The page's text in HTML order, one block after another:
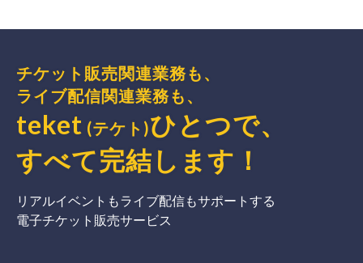
チケット販売関連業務も、
ライブ配信関連業務も、
teket (テケト)ひとつで、
すべて完結 します ！
リアルイベントもライブ配信もサポートする
電子チケット販売サービス